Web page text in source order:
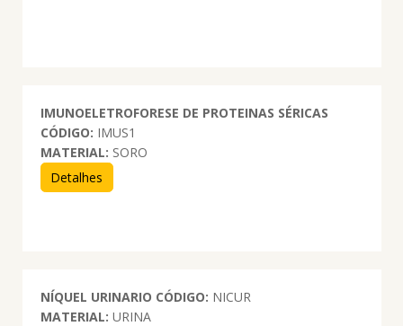
IMUNOELETROFORESE DE PROTEINAS SÉRICAS
CÓDIGO: IMUS1
MATERIAL: SORO
Detalhes
NÍQUEL URINARIO CÓDIGO: NICUR
MATERIAL: URINA